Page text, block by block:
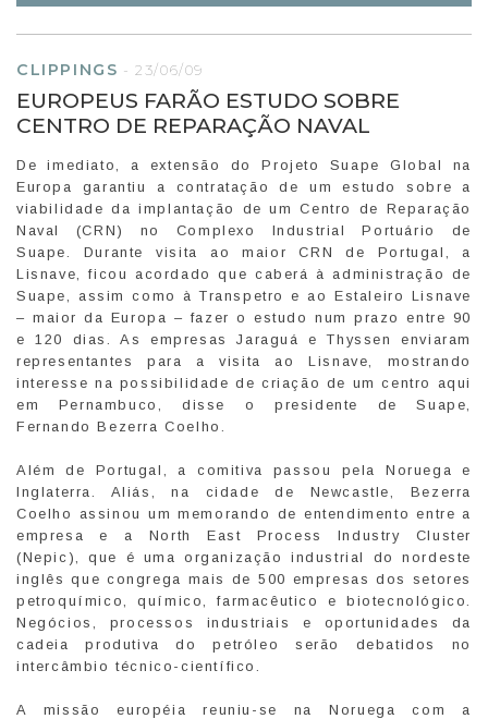
CLIPPINGS - 23/06/09
EUROPEUS FARÃO ESTUDO SOBRE
CENTRO DE REPARAÇÃO NAVAL
De imediato, a extensão do Projeto Suape Global na
Europa garantiu a contratação de um estudo sobre a
viabilidade da implantação de um Centro de Reparação
Naval (CRN) no Complexo Industrial Portuário de
Suape. Durante visita ao maior CRN de Portugal, a
Lisnave, ficou acordado que caberá à administração de
Suape, assim como à Transpetro e ao Estaleiro Lisnave
– maior da Europa – fazer o estudo num prazo entre 90
e 120 dias. As empresas Jaraguá e Thyssen enviaram
representantes para a visita ao Lisnave, mostrando
interesse na possibilidade de criação de um centro aqui
em Pernambuco, disse o presidente de Suape,
Fernando Bezerra Coelho.
Além de Portugal, a comitiva passou pela Noruega e
Inglaterra. Aliás, na cidade de Newcastle, Bezerra
Coelho assinou um memorando de entendimento entre a
empresa e a North East Process Industry Cluster
(Nepic), que é uma organização industrial do nordeste
inglês que congrega mais de 500 empresas dos setores
petroquímico, químico, farmacêutico e biotecnológico.
Negócios, processos industriais e oportunidades da
cadeia produtiva do petróleo serão debatidos no
intercâmbio técnico-científico.
A missão européia reuniu-se na Noruega com a